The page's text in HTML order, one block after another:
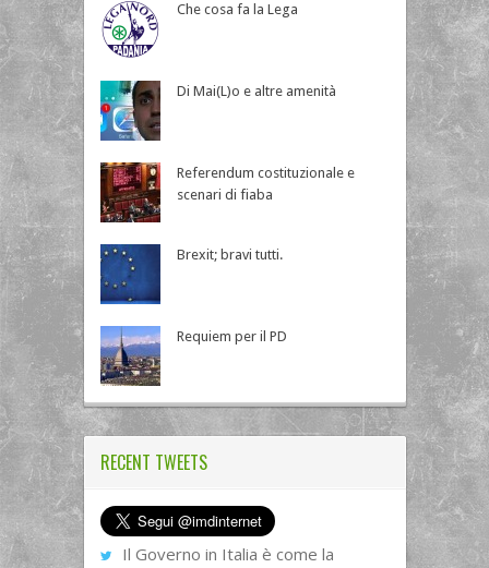
Che cosa fa la Lega
Di Mai(L)o e altre amenità
Referendum costituzionale e
scenari di fiaba
Brexit; bravi tutti.
Requiem per il PD
RECENT TWEETS
Il Governo in Italia è come la